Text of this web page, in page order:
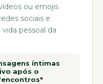
ou emojis
sociais e
pessoal da
íntimas
após o